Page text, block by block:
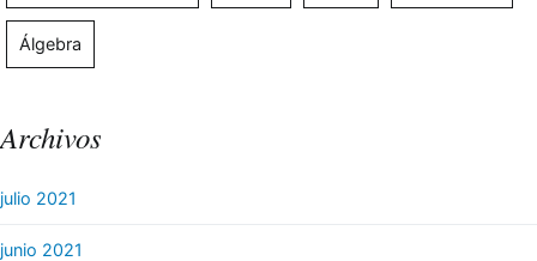
Álgebra
Archivos
julio 2021
junio 2021